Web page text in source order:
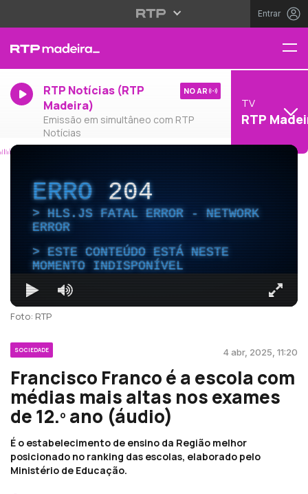
Entrar
RTP Notícias (RTP
Madeira)
Emissão em simultâneo com RTP
Notícias
NO AR
TV
RTP
ERRO204
HLS.JS FATAL ERROR - NETWORK
ERROR
ESTE CONTEÚDO ESTÁ NESTE
MOMENTO INDISPONÍVEL
Foto: RTP
SOCIEDADE 4 abr, 2025, 11:20
Francisco Franco é a escola com
médias mais altas nos exames
de 12.º ano (áudio)
É o estabelecimento de ensino da Região melhor
posicionado no ranking das escolas, elaborado pelo
Ministério de Educação.